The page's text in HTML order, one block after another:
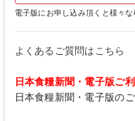
電子版にお申し込み頂くと様々
よくあるご質問はこちら
日本食糧新聞・電子版ご
日本食糧新聞・電子版の